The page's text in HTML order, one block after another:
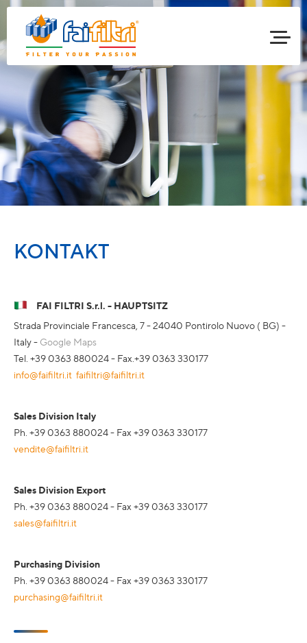
KONTAKT
FAI FILTRI S.r.l. - HAUPTSITZ
Strada Provinciale Francesca, 7 - 24040 Pontirolo Nuovo ( BG) -
Italy - Google Maps
Tel. +39 0363 880024 - Fax.+39 0363 330177
info@faifiltri.it faifiltri@faifiltri.it
Sales Division Italy
Ph. +39 0363 880024 - Fax +39 0363 330177
vendite@faifiltri.it
Sales Division Export
Ph. +39 0363 880024 - Fax +39 0363 330177
sales@faifiltri.it
Purchasing Division
Ph. +39 0363 880024 - Fax +39 0363 330177
purchasing@faifiltri.it